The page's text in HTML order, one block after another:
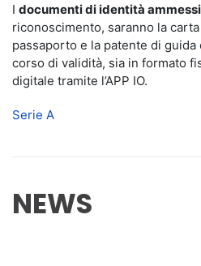
I documenti di identità ammessi
riconoscimento, saranno la carta
passaporto e la patente di
corso di validità, sia in formato
digitale tramite l’APP IO.
Serie A
NEWS